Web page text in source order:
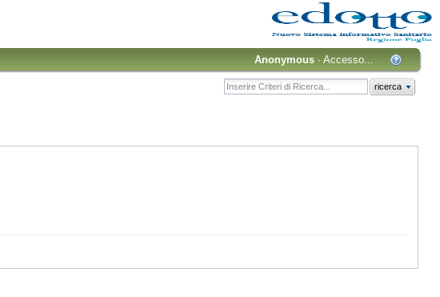
Anonymous ·Accesso...
ricerca